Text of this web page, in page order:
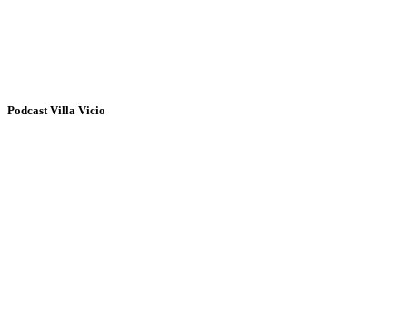
Podcast Villa Vicio